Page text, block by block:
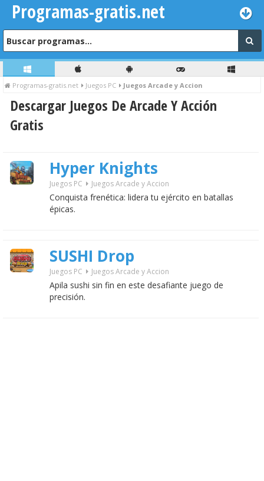
Programas-gratis.net
Programas-gratis.net Juegos PC Juegos Arcade y Accion
Descargar Juegos De Arcade Y Acción
Gratis
Hyper Knights
Juegos PC Juegos Arcade y Accion
Conquista frenética: lidera tu ejército en batallas
épicas.
SUSHI Drop
Juegos PC Juegos Arcade y Accion
Apila sushi sin fin en este desafiante juego de
precisión.